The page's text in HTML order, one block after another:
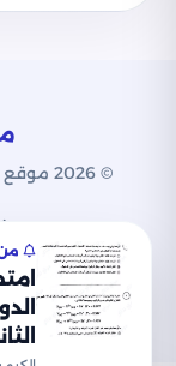
© 2026 موقع نذاكر التعليمي. جميع الحقوق محفوظة.
من
من